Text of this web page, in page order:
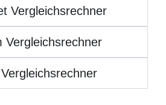
Vergleichsrechner
Vergleichsrechner